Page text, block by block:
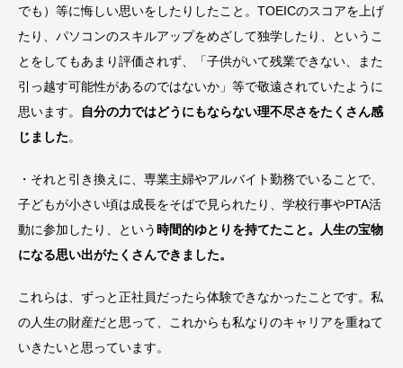
でも）等に悔しい思いをしたりしたこと。TOEICのスコアを上げ
たり、パソコンのスキルアップをめざして独学したり、というこ
とをしてもあまり評価されず、「子供がいて残業できない、また
引っ越す可能性があるのではないか」等で敬遠されていたように
思います。
自分の力ではどうにもならない理不尽さをたくさん感
じました。
・それと引き換えに、専業主婦やアルバイト勤務でいることで、
子どもが小さい頃は成長をそばで見られたり、学校行事やPTA活
動に参加したり、という 時間的ゆとりを持てたこと。人生の宝物
になる思い出がたくさんできました。
これらは、ずっと正社員だったら体験できなかったことです。私
の人生の財産だと思って、これからも私なりのキャリアを重ねて
いきたいと思っています。